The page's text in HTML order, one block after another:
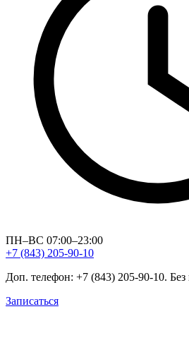
ПН–ВС 07:00–23:00
+7 (843) 205-90-10
Доп. телефон: +7 (843) 205-90-10.
Записаться